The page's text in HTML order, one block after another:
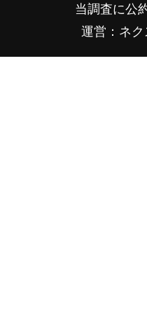
当調査に公
運営：ネ